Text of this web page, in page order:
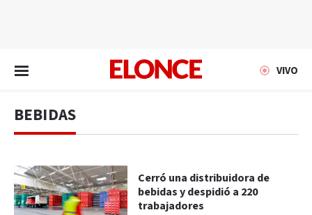
VIVO
BEBIDAS
Cerró una distribuidora de
bebidas y despidió a 220
trabajadores